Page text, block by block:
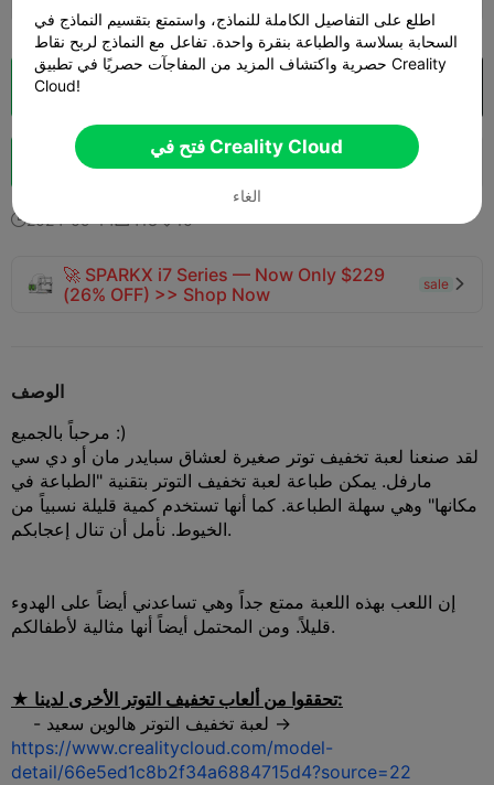
تقطيع سحابي
تعزيز
2024-09-14 41310
🚀 SPARKX i7 Series — Now Only $229
(26% OFF) >> Shop Now
sale 
الوصف
مرحباً بالجميع :)
لقد صنعنا لعبة تخفيف توتر صغيرة لعشاق سبايدر مان أو دي سي
مارفل. يمكن طباعة لعبة تخفيف التوتر بتقنية "الطباعة في
مكانها" وهي سهلة الطباعة. كما أنها تستخدم كمية قليلة نسبياً من
الخيوط. نأمل أن تنال إعجابكم.
إن اللعب بهذه اللعبة ممتع جداً وهي تساعدني أيضاً على الهدوء
قليلاً. ومن المحتمل أيضاً أنها مثالية لأطفالكم.
★ تحققوا من ألعاب تخفيف التوتر الأخرى لدينا:
- لعبة تخفيف التوتر هالوين سعيد →
https://www.crealitycloud.com/model-
detail/66e5ed1c8b2f34a6884715d4?source=22
اطلع على التفاصيل الكاملة للنماذج، واستمتع بتقسيم النماذج في
السحابة بسلاسة والطباعة بنقرة واحدة. تفاعل مع النماذج لربح نقاط
حصرية واكتشاف المزيد من المفاجآت حصريًا في تطبيق Creality
Cloud!
فتح في Creality Cloud
الغاء